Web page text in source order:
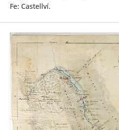
Fe: Castellví.